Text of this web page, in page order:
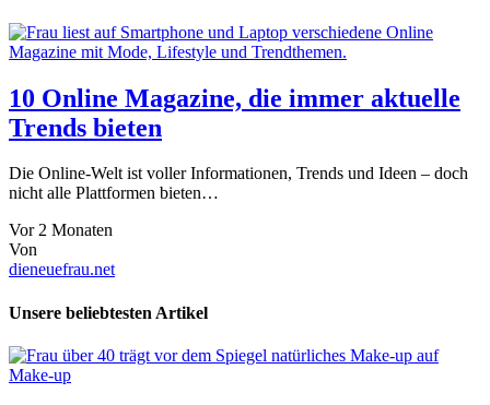
10 Online Magazine, die immer aktuelle
Trends bieten
Die Online-Welt ist voller Informationen, Trends und Ideen – doch
nicht alle Plattformen bieten…
Vor 2 Monaten
Von
dieneuefrau.net
Unsere beliebtesten Artikel
Make-up